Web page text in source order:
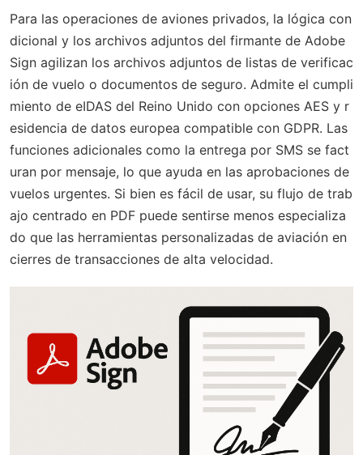
Para las operaciones de aviones privados, la lógica con
dicional y los archivos adjuntos del firmante de Adobe
Sign agilizan los archivos adjuntos de listas de verificac
ión de vuelo o documentos de seguro. Admite el cumpli
miento de eIDAS del Reino Unido con opciones AES y r
esidencia de datos europea compatible con GDPR. Las
funciones adicionales como la entrega por SMS se fact
uran por mensaje, lo que ayuda en las aprobaciones de
vuelos urgentes. Si bien es fácil de usar, su flujo de trab
ajo centrado en PDF puede sentirse menos especializa
do que las herramientas personalizadas de aviación en
cierres de transacciones de alta velocidad.